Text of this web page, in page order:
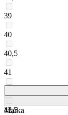
39
40
40,5
41
42,5
Marka